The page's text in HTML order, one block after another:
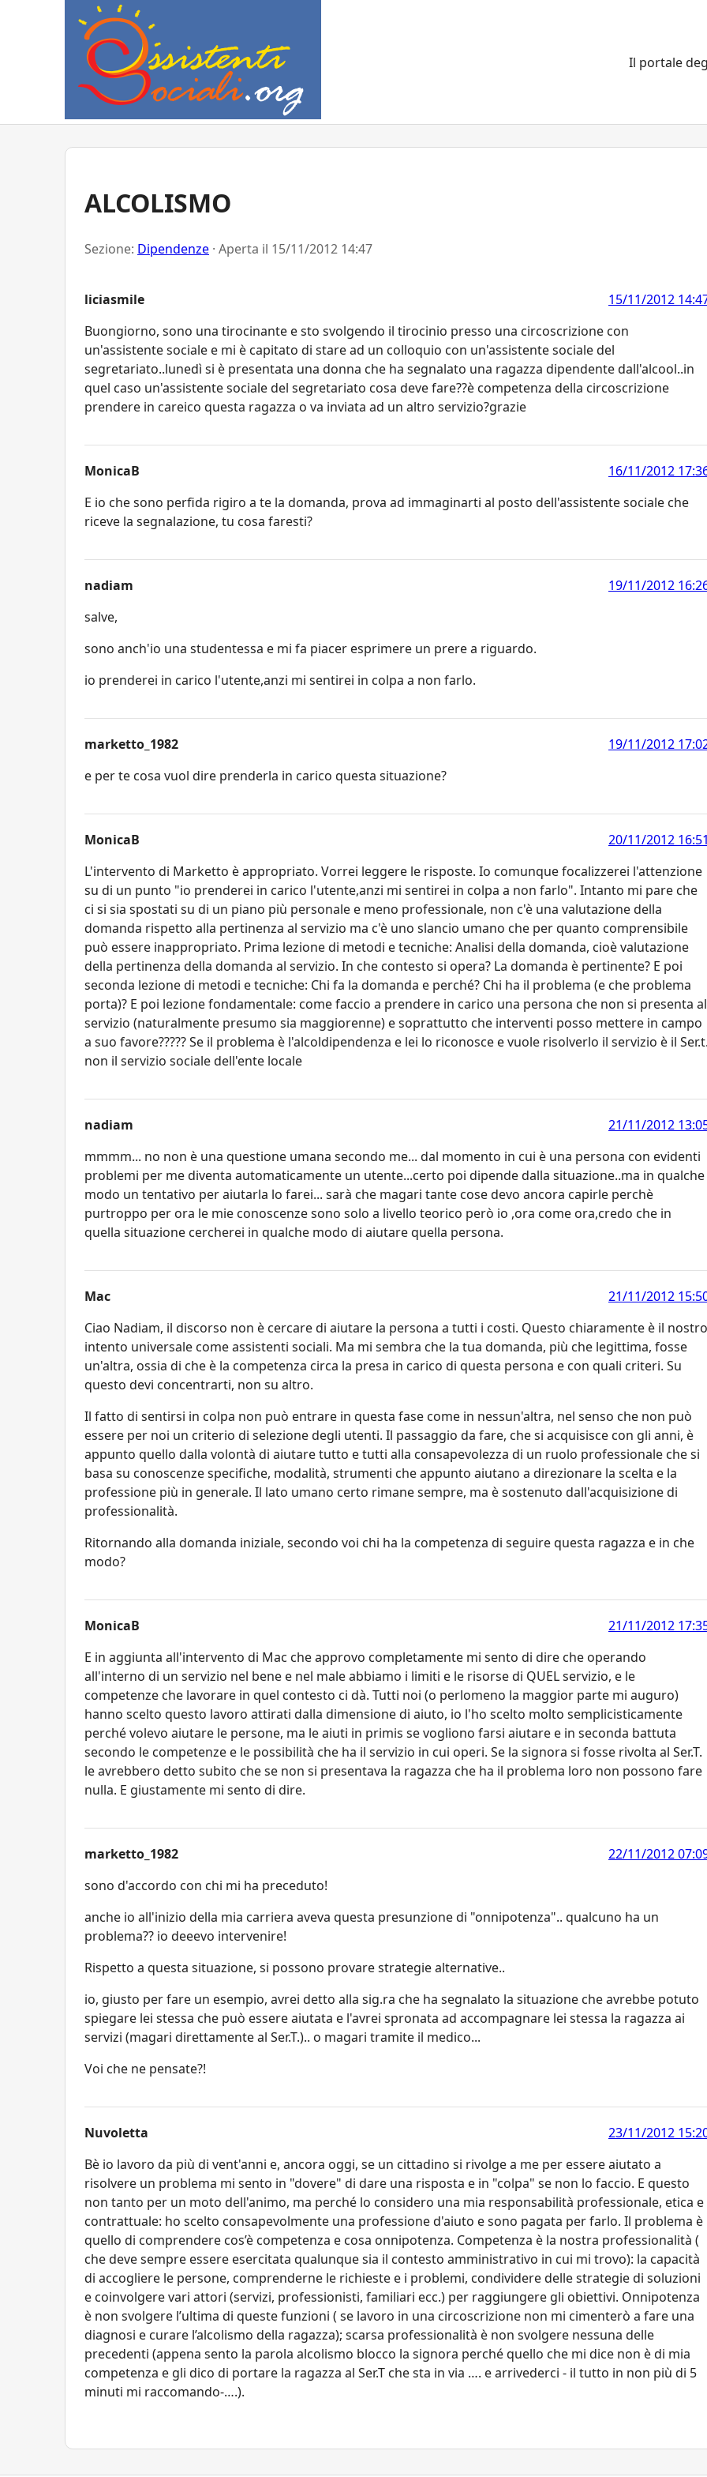
Il portale
ALCOLISMO
Sezione: Dipendenze · Aperta il 15/11/2012 14:47
liciasmile
15/11/2012
Buongiorno, sono una tirocinante e sto svolgendo il tirocinio presso una circoscrizione con
un'assistente sociale e mi è capitato di stare ad un colloquio con un'assistente sociale del
segretariato..lunedì si è presentata una donna che ha segnalato una ragazza dipendente dall'alcool..in
quel caso un'assistente sociale del segretariato cosa deve fare??è competenza della circoscrizione
prendere in careico questa ragazza o va inviata ad un altro servizio?grazie
MonicaB
16/11/2012
E io che sono perfida rigiro a te la domanda, prova ad immaginarti al posto dell'assistente sociale che
riceve la segnalazione, tu cosa faresti?
nadiam
19/11/2012
salve,
sono anch'io una studentessa e mi fa piacer esprimere un prere a riguardo.
io prenderei in carico l'utente,anzi mi sentirei in colpa a non farlo.
marketto_1982
19/11/2012
e per te cosa vuol dire prenderla in carico questa situazione?
MonicaB
20/11/2012
L'intervento di Marketto è appropriato. Vorrei leggere le risposte. Io comunque focalizzerei l'attenzione
su di un punto "io prenderei in carico l'utente,anzi mi sentirei in colpa a non farlo". Intanto mi pare che
ci si sia spostati su di un piano più personale e meno professionale, non c'è una valutazione della
domanda rispetto alla pertinenza al servizio ma c'è uno slancio umano che per quanto comprensibile
può essere inappropriato. Prima lezione di metodi e tecniche: Analisi della domanda, cioè valutazione
della pertinenza della domanda al servizio. In che contesto si opera? La domanda è pertinente? E poi
seconda lezione di metodi e tecniche: Chi fa la domanda e perché? Chi ha il problema (e che problema
porta)? E poi lezione fondamentale: come faccio a prendere in carico una persona che non si presenta al
servizio (naturalmente presumo sia maggiorenne) e soprattutto che interventi posso mettere in campo
a suo favore????? Se il problema è l'alcoldipendenza e lei lo riconosce e vuole risolverlo il servizio è il
non il servizio sociale dell'ente locale
nadiam
21/11/2012
mmmm... no non è una questione umana secondo me... dal momento in cui è una persona con evidenti
problemi per me diventa automaticamente un utente...certo poi dipende dalla situazione..ma in qualche
modo un tentativo per aiutarla lo farei... sarà che magari tante cose devo ancora capirle perchè
purtroppo per ora le mie conoscenze sono solo a livello teorico però io ,ora come ora,credo che in
quella situazione cercherei in qualche modo di aiutare quella persona.
Mac
21/11/2012
Ciao Nadiam, il discorso non è cercare di aiutare la persona a tutti i costi. Questo chiaramente è il nostro
intento universale come assistenti sociali. Ma mi sembra che la tua domanda, più che legittima, fosse
un'altra, ossia di che è la competenza circa la presa in carico di questa persona e con quali criteri. Su
questo devi concentrarti, non su altro.
Il fatto di sentirsi in colpa non può entrare in questa fase come in nessun'altra, nel senso che non può
essere per noi un criterio di selezione degli utenti. Il passaggio da fare, che si acquisisce con gli anni, è
appunto quello dalla volontà di aiutare tutto e tutti alla consapevolezza di un ruolo professionale che si
basa su conoscenze specifiche, modalità, strumenti che appunto aiutano a direzionare la scelta e la
professione più in generale. Il lato umano certo rimane sempre, ma è sostenuto dall'acquisizione di
professionalità.
Ritornando alla domanda iniziale, secondo voi chi ha la competenza di seguire questa ragazza e in che
modo?
MonicaB
21/11/2012
E in aggiunta all'intervento di Mac che approvo completamente mi sento di dire che operando
all'interno di un servizio nel bene e nel male abbiamo i limiti e le risorse di QUEL servizio, e le
competenze che lavorare in quel contesto ci dà. Tutti noi (o perlomeno la maggior parte mi auguro)
hanno scelto questo lavoro attirati dalla dimensione di aiuto, io l'ho scelto molto semplicisticamente
perché volevo aiutare le persone, ma le aiuti in primis se vogliono farsi aiutare e in seconda battuta
secondo le competenze e le possibilità che ha il servizio in cui operi. Se la signora si fosse rivolta al Ser.T.
le avrebbero detto subito che se non si presentava la ragazza che ha il problema loro non possono fare
nulla. E giustamente mi sento di dire.
marketto_1982
22/11/2012
sono d'accordo con chi mi ha preceduto!
anche io all'inizio della mia carriera aveva questa presunzione di "onnipotenza".. qualcuno ha un
problema?? io deeevo intervenire!
Rispetto a questa situazione, si possono provare strategie alternative..
io, giusto per fare un esempio, avrei detto alla sig.ra che ha segnalato la situazione che avrebbe potuto
spiegare lei stessa che può essere aiutata e l'avrei spronata ad accompagnare lei stessa la ragazza ai
servizi (magari direttamente al Ser.T.).. o magari tramite il medico...
Voi che ne pensate?!
Nuvoletta
23/11/2012
Bè io lavoro da più di vent'anni e, ancora oggi, se un cittadino si rivolge a me per essere aiutato a
risolvere un problema mi sento in "dovere" di dare una risposta e in "colpa" se non lo faccio. E questo
non tanto per un moto dell'animo, ma perché lo considero una mia responsabilità professionale, etica e
contrattuale: ho scelto consapevolmente una professione d'aiuto e sono pagata per farlo. Il problema è
quello di comprendere cos’è competenza e cosa onnipotenza. Competenza è la nostra professionalità (
che deve sempre essere esercitata qualunque sia il contesto amministrativo in cui mi trovo): la capacità
di accogliere le persone, comprenderne le richieste e i problemi, condividere delle strategie di soluzioni
e coinvolgere vari attori (servizi, professionisti, familiari ecc.) per raggiungere gli obiettivi. Onnipotenza
è non svolgere l’ultima di queste funzioni ( se lavoro in una circoscrizione non mi cimenterò a fare una
diagnosi e curare l’alcolismo della ragazza); scarsa professionalità è non svolgere nessuna delle
precedenti (appena sento la parola alcolismo blocco la signora perché quello che mi dice non è di mia
competenza e gli dico di portare la ragazza al Ser.T che sta in via …. e arrivederci - il tutto in non più di 5
minuti mi raccomando-….).